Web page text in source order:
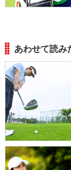
あわせて読み